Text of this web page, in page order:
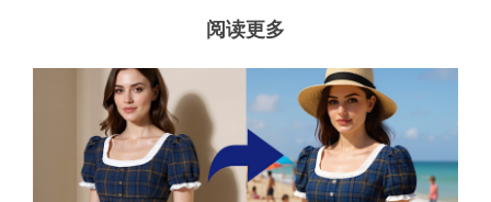
阅读更多